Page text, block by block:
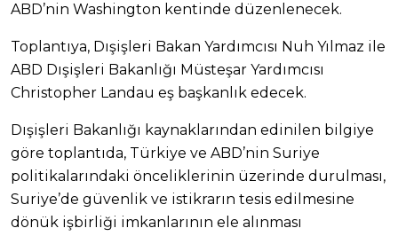
ABD’nin Washington kentinde düzenlenecek.
Toplantıya, Dışişleri Bakan Yardımcısı Nuh Yılmaz ile
ABD Dışişleri Bakanlığı Müsteşar Yardımcısı
Christopher Landau eş başkanlık edecek.
Dışişleri Bakanlığı kaynaklarından edinilen bilgiye
göre toplantıda, Türkiye ve ABD’nin Suriye
politikalarındaki önceliklerinin üzerinde durulması,
Suriye’de güvenlik ve istikrarın tesis edilmesine
dönük işbirliği imkanlarının ele alınması